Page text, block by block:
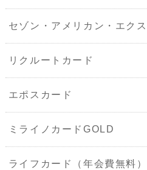
セゾン・アメリカン・エク
リクルートカード
エポスカード
ミライノカードGOLD
ライフカード（年会費無料）